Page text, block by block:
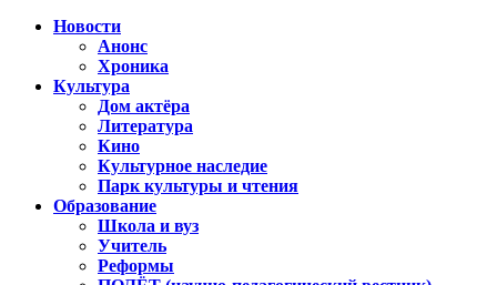
Новости
Анонс
Хроника
Культура
Дом актёра
Литература
Кино
Культурное наследие
Парк культуры и чтения
Образование
Школа и вуз
Учитель
Реформы